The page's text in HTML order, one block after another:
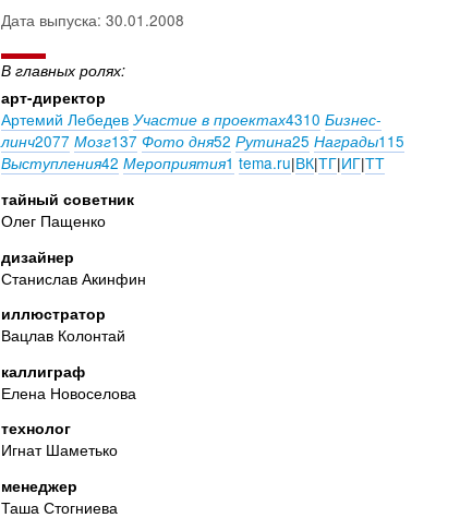
Дата выпуска: 30.01.2008
В главных ролях:
арт-директор
Артемий Лебедев Участие в проектах4310 Бизнес-
линч2077 Мозг137 Фото дня52 Рутина25 Награды115
Выступления42 Мероприятия1 tema.ru|ВК|ТГ|ИГ|ТТ
тайный советник
Олег Пащенко
дизайнер
Станислав Акинфин
иллюстратор
Вацлав Колонтай
каллиграф
Елена Новоселова
технолог
Игнат Шаметько
менеджер
Таша Стогниева